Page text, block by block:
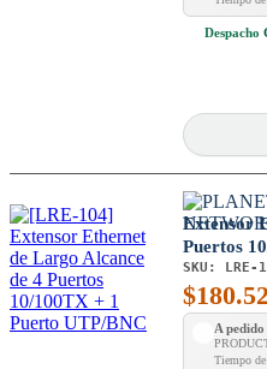
Despacho
Extensor
Puertos
SKU: LRE-
$
A pedido
Tiempo